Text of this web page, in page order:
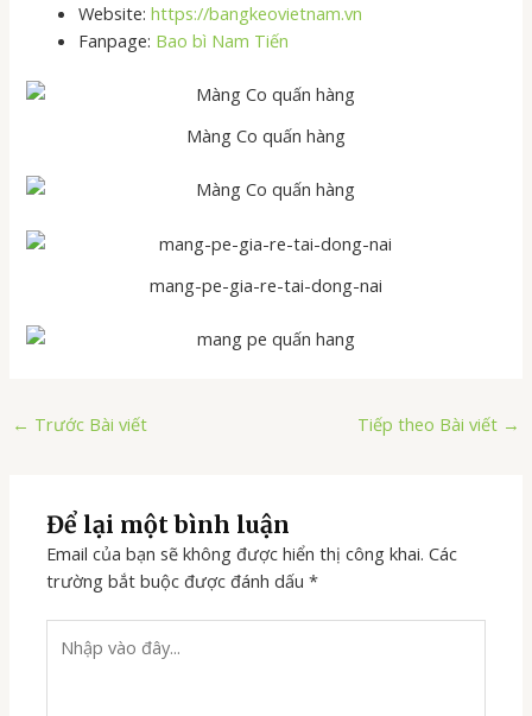
Website:https://bangkeovietnam.vn
Fanpage: Bao bì Nam Tiến
Màng Co quấn hàng
mang-pe-gia-re-tai-dong-nai
← Trước Bài viết Tiếp theo Bài viết →
Để lại một bình luận
Email của bạn sẽ không được hiển thị công khai. Các
trường bắt buộc được đánh dấu*
vào